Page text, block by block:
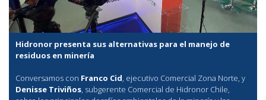
Hidronor presenta sus alternativas para el manejo de
residuos en minería
Conversamos con Franco Cid, ejecutivo Comercial Zona Norte, y
Denisse Triviños, subgerente Comercial de Hidronor Chile,